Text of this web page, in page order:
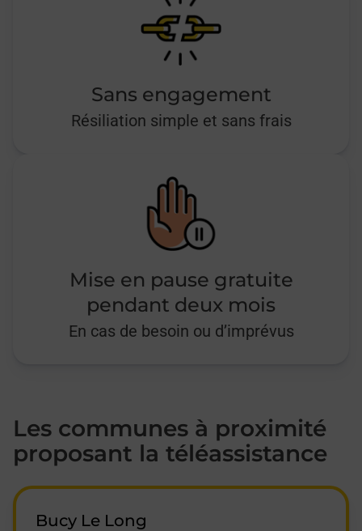
Sans engagement
Résiliation simple et sans frais
Mise en pause gratuite
pendant deux mois
En cas de besoin ou d’imprévus
Les communes à proximité
proposant la téléassistance
Bucy Le Long